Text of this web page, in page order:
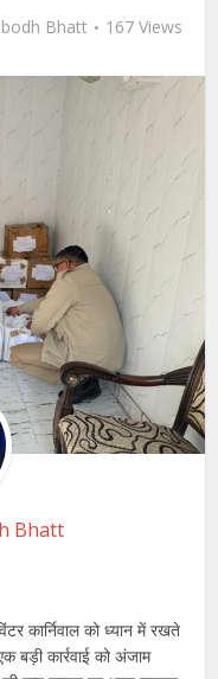
Bhatt 167 Views
Bhatt
कार्निवाल को ध्यान में रखते
बड़ी कार्रवाई को अंजाम